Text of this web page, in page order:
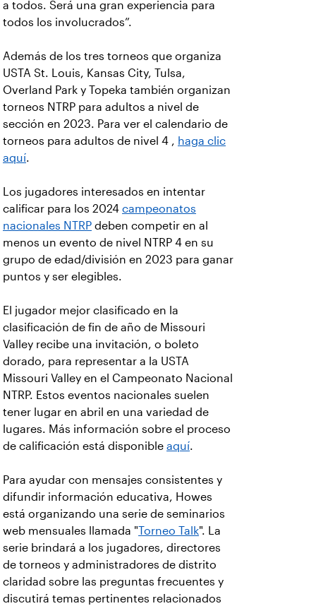
a todos. Será una gran experiencia para
todos los involucrados”.
Además de los tres torneos que organiza
USTA St. Louis, Kansas City, Tulsa,
Overland Park y Topeka también organizan
torneos NTRP para adultos a nivel de
sección en 2023. Para ver el calendario de
torneos para adultos de nivel 4 , haga clic
aquí.
Los jugadores interesados en intentar
calificar para los 2024 campeonatos
nacionales NTRP deben competir en al
menos un evento de nivel NTRP 4 en su
grupo de edad/división en 2023 para ganar
puntos y ser elegibles.
El jugador mejor clasificado en la
clasificación de fin de año de Missouri
Valley recibe una invitación, o boleto
dorado, para representar a la USTA
Missouri Valley en el Campeonato Nacional
NTRP. Estos eventos nacionales suelen
tener lugar en abril en una variedad de
lugares. Más información sobre el proceso
de calificación está disponible aquí.
Para ayudar con mensajes consistentes y
difundir información educativa, Howes
está organizando una serie de seminarios
web mensuales llamada "Torneo Talk". La
serie brindará a los jugadores, directores
de torneos y administradores de distrito
claridad sobre las preguntas frecuentes y
discutirá temas pertinentes relacionados